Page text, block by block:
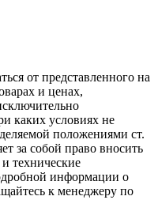
от представленного на
и ценах,
каких условиях не
положениями ст.
за собой право вносить
технические
информации о
к менеджеру по